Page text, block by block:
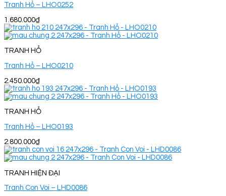
Tranh Hổ – LHO0252
1.680.000₫
TRANH HỔ
Tranh Hổ – LHO0210
2.450.000₫
TRANH HỔ
Tranh Hổ – LHO0193
2.800.000₫
TRANH HIỆN ĐẠI
Tranh Con Voi – LHD0086